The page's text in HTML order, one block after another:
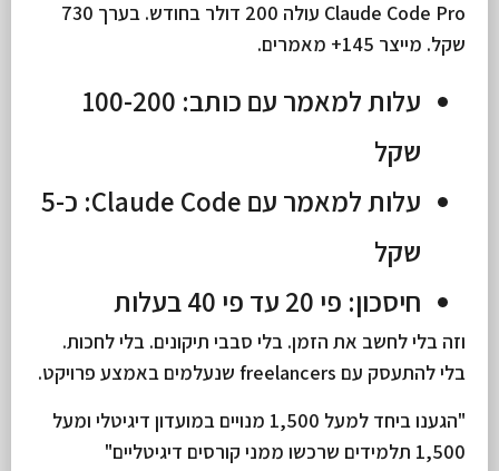
Claude Code Pro עולה 200 דולר בחודש. בערך 730
שקל. מייצר 145+ מאמרים.
עלות למאמר עם כותב: 100-200
שקל
עלות למאמר עם Claude Code: כ-5
שקל
חיסכון: פי 20 עד פי 40 בעלות
וזה בלי לחשב את הזמן. בלי סבבי תיקונים. בלי לחכות.
בלי להתעסק עם freelancers שנעלמים באמצע פרויקט.
"הגענו ביחד למעל 1,500 מנויים במועדון דיגיטלי ומעל
1,500 תלמידים שרכשו ממני קורסים דיגיטליים"